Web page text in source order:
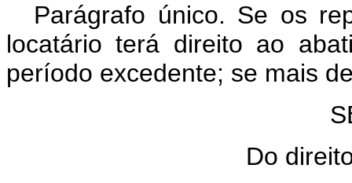
Parágrafo único. Se os
locatário terá direito ao
período excedente; se mais
Do